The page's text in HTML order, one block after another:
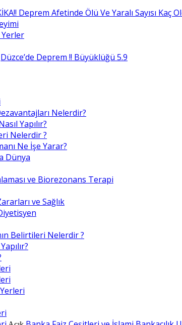
Deprem Afetinde Ölü Ve Yaralı Sayısı Kaç
Yerler
Düzce’de Deprem !! Büyüklüğü 5.9
Nelerdir?
Yapılır?
Nelerdir ?
Ne İşe Yarar?
Dünya
ve Biorezonans Terapi
ve Sağlık
Belirtileri Nelerdir ?